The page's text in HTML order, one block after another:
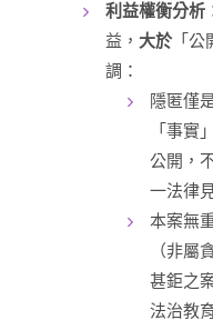
利益權衡分析
益， 大於「公
調：
隱匿僅
「事實
公開，
一法律
本案無
（非屬
甚鉅之
法治教